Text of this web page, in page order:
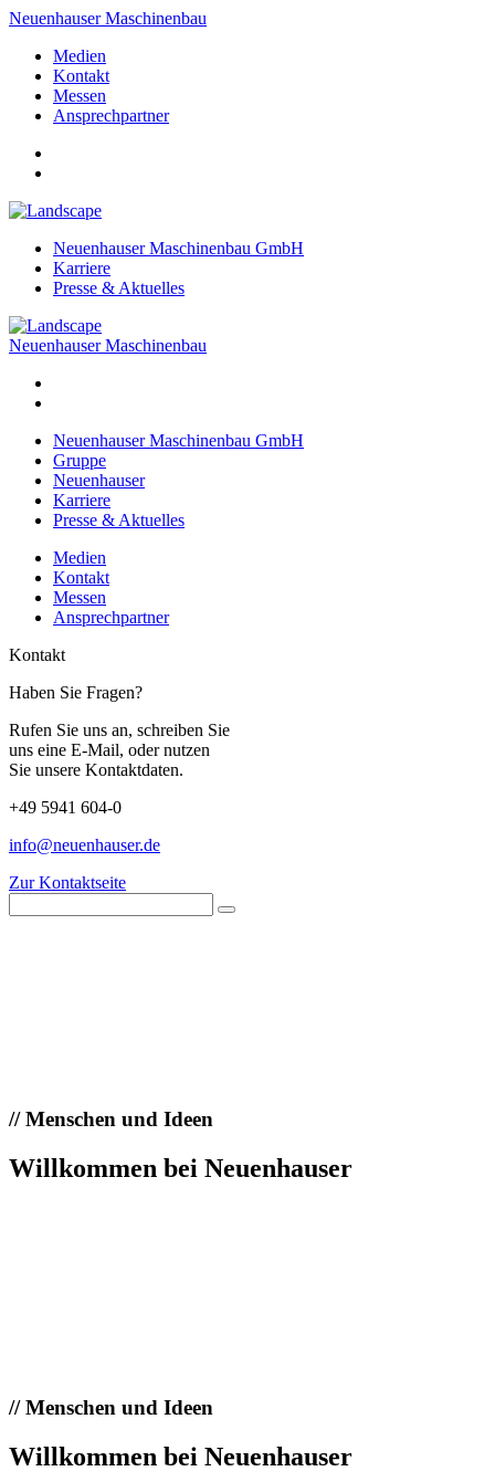
Neuenhauser Maschinenbau
Medien
Kontakt
Messen
Ansprechpartner
Neuenhauser Maschinenbau GmbH
Karriere
Presse & Aktuelles
Neuenhauser Maschinenbau
Neuenhauser Maschinenbau GmbH
Gruppe
Neuenhauser
Karriere
Presse & Aktuelles
Medien
Kontakt
Messen
Ansprechpartner
Kontakt
Haben Sie Fragen?
Rufen Sie uns an, schreiben Sie
uns eine E-Mail, oder nutzen
Sie unsere Kontaktdaten.
+49 5941 604-0
info@neuenhauser.de
Zur Kontaktseite
//Menschen und Ideen
Willkommen bei Neuenhauser
//Menschen und Ideen
Willkommen bei Neuenhauser